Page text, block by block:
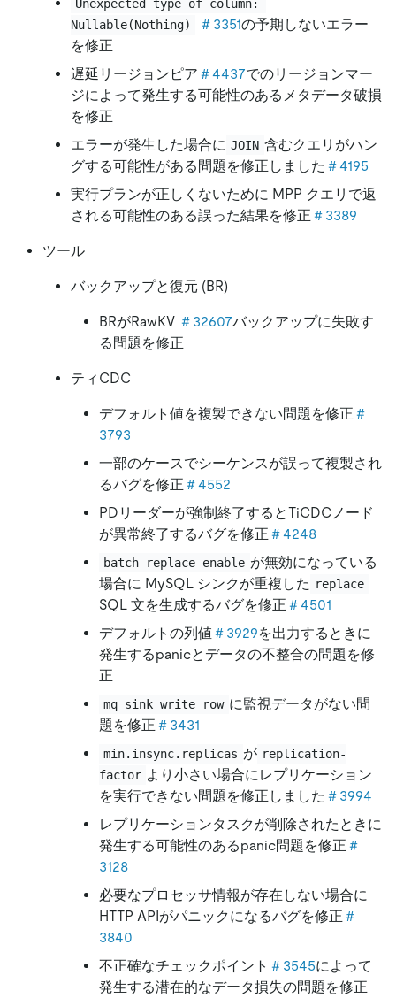
Unexpected type of column:
Nullable(Nothing)
＃3351の予期しないエラー
を修正
遅延リージョンピア ＃4437でのリージョンマー
ジによって発生する可能性のあるメタデータ破損
を修正
エラーが発生した場合に JOIN 含むクエリがハン
グする可能性がある問題を修正しました ＃4195
実行プランが正しくないために MPP クエリで返
される可能性のある誤った結果を修正 ＃3389
ツール
バックアップと復元 (BR)
BRがRawKV ＃32607バックアップに失敗す
る問題を修正
ティCDC
デフォルト値を複製できない問題を修正 ＃
3793
一部のケースでシーケンスが誤って複製され
るバグを修正 ＃4552
PDリーダーが強制終了するとTiCDCノード
が異常終了するバグを修正 ＃4248
batch-replace-enable が無効になっている
場合に MySQL シンクが重複した replace
SQL 文を生成するバグを修正 ＃4501
デフォルトの列値 ＃3929を出力するときに
発生するpanicとデータの不整合の問題を修
正
mq sink write row に監視データがない問
題を修正 ＃3431
min.insync.replicas が replication-
factor より小さい場合にレプリケーション
を実行できない問題を修正しました ＃3994
レプリケーションタスクが削除されたときに
発生する可能性のあるpanic問題を修正 ＃
3128
必要なプロセッサ情報が存在しない場合に
HTTP APIがパニックになるバグを修正 ＃
3840
不正確なチェックポイント ＃3545によって
発生する潜在的なデータ損失の問題を修正